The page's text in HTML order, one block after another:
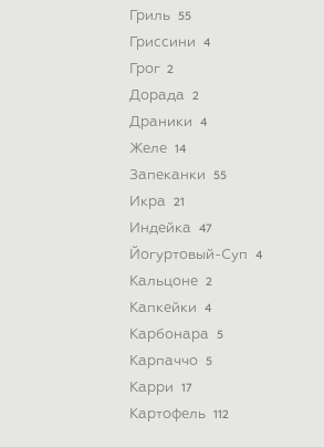
Гриль 55
Гриссини 4
Грог 2
Дорада 2
Драники 4
Желе 14
Запеканки 55
Икра 21
Индейка 47
Йогуртовый-Суп 4
Кальцоне 2
Капкейки 4
Карбонара 5
Карпаччо 5
Карри 17
Картофель 112